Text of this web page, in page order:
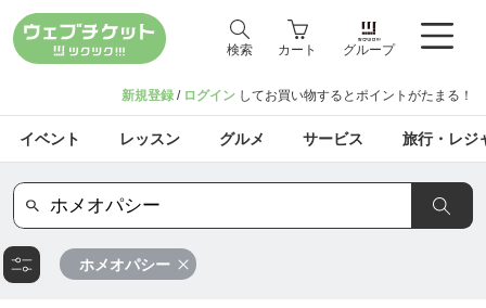
検索 カート グループ
新規登録 / ログイン してお買い物するとポイントがたまる！
イベント レッスン グルメ サービス 旅行・レジ
ホメオパシー